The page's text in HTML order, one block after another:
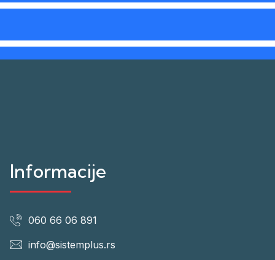
Informacije
060 66 06 891
info@sistemplus.rs